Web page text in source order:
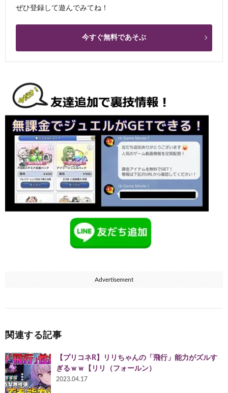
ぜひ登録して遊んでみてね！
今すぐ無料であそぶ
Advertisement
関連する記事
【プリコネR】リリちゃんの「飛行」能力がズルす
ぎるｗｗ【リリ（フォールン）
2023.04.17